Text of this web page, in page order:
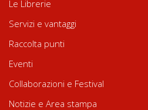
Le Librerie
Servizi e vantaggi
Raccolta punti
Eventi
Collaborazioni e Festival
Notizie e Area stampa